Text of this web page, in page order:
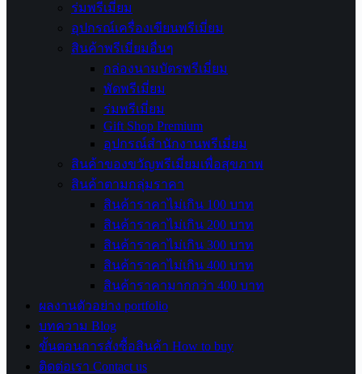
ร่มพรีเมี่ยม
อุปกรณ์เครื่องเขียนพรีเมี่ยม
สินค้าพรีเมี่ยมอื่นๆ
กล่องนามบัตรพรีเมี่ยม
พัดพรีเมี่ยม
ร่มพรีเมี่ยม
Gift Shop Premium
อุปกรณ์สำนักงานพรีเมี่ยม
สินค้าของขวัญพรีเมี่ยมเพื่อสุขภาพ
สินค้าตามกลุ่มราคา
สินค้าราคาไม่เกิน 100 บาท
สินค้าราคาไม่เกิน 200 บาท
สินค้าราคาไม่เกิน 300 บาท
สินค้าราคาไม่เกิน 400 บาท
สินค้าราคามากกว่า 400 บาท
ผลงานตัวอย่าง portfolio
บทความ Blog
ขั้นตอนการสั่งซื้อสินค้า How to buy
ติดต่อเรา Contact us